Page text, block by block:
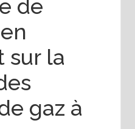
de
sur la
gaz à